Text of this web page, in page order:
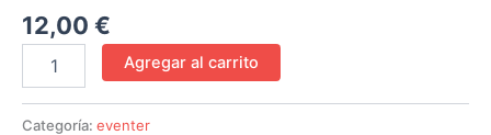
12,00 €
Agregar al carrito
Categoría: eventer